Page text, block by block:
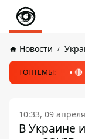
Новости
ТОПТЕМЫ: 🔴
10:33, 09
В Украине